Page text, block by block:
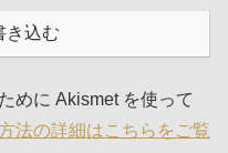
き込む
めに Akismet を使って
法の詳細はこちらをご覧